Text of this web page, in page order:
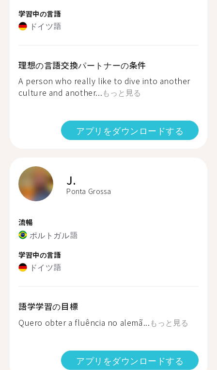
学習中の言語
ドイツ語
理想の言語交換パートナーの条件
A person who really like to dive into another
culture and another...もっと見る
アプリをダウンロードする
J.
Ponta Grossa
流暢
ポルトガル語
学習中の言語
ドイツ語
語学学習の目標
Quero obter a fluência no alemã...もっと見る
アプリをダウンロードする